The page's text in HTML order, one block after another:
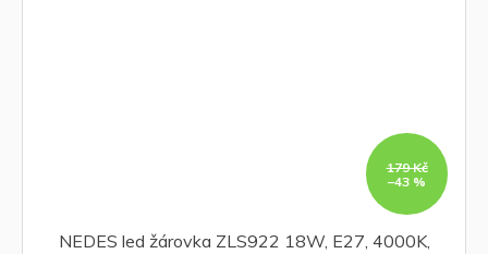
179 Kč
–43 %
NEDES led žárovka ZLS922 18W, E27, 4000K,